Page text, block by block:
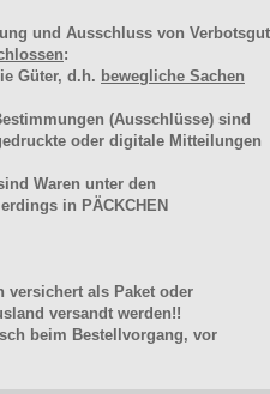
und Ausschluss von Verbotsgut
:
Güter, d.h. bewegliche Sachen
(Ausschlüsse) sind
oder digitale Mitteilungen
Waren unter den
in PÄCKCHEN
versichert als Paket oder
versandt werden!!
beim Bestellvorgang, vor